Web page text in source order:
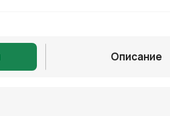
Описание